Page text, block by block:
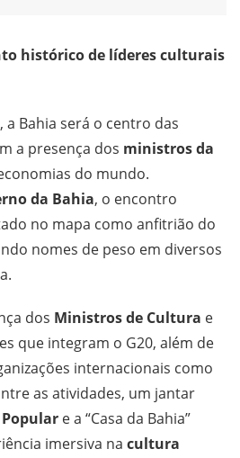
histórico de líderes culturais
a Bahia será o centro das
a presença dos ministros da
do mundo.
da Bahia, o encontro
no mapa como anfitrião do
nomes de peso em diversos
dos Ministros de Cultura e
que integram o G20, além de
internacionais como
as atividades, um jantar
e a “Casa da Bahia”
imersiva na cultura